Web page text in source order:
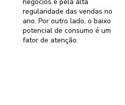
regularidade das vendas no
ano. Por outro lado, o baixo
potencial de consumo é um
fator de atenção.